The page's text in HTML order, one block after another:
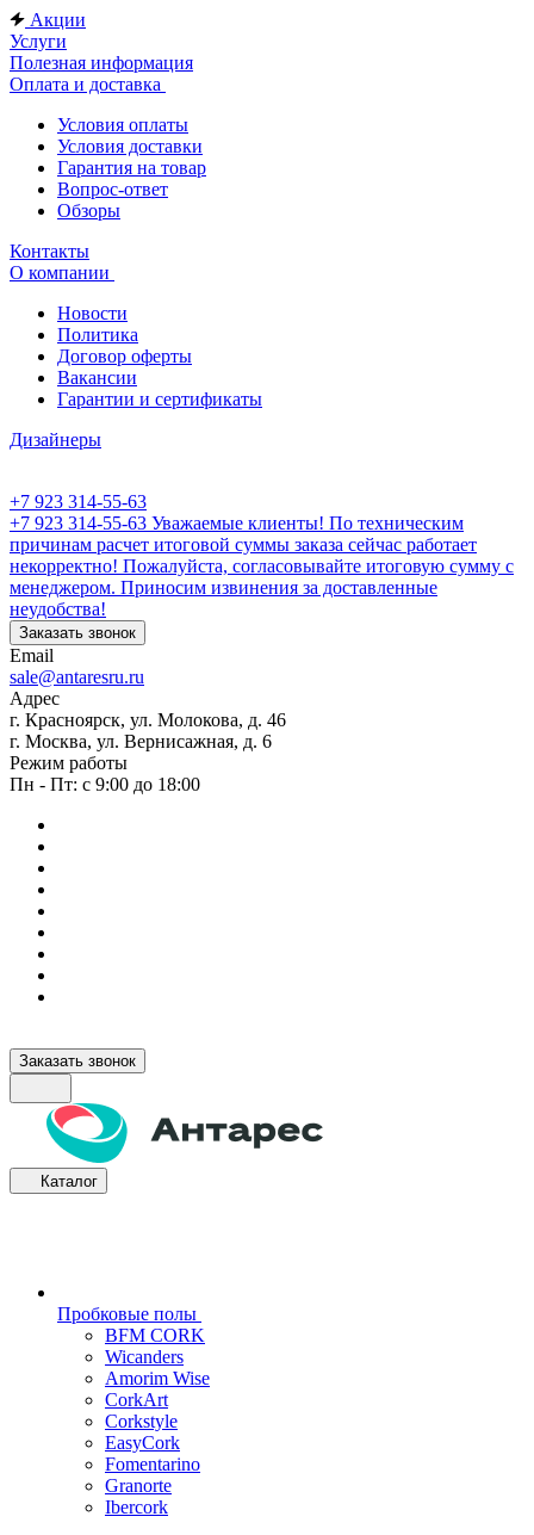
Акции
Услуги
Полезная информация
Оплата и доставка
Условия оплаты
Условия доставки
Гарантия на товар
Вопрос-ответ
Обзоры
Контакты
О компании
Новости
Политика
Договор оферты
Вакансии
Гарантии и сертификаты
Дизайнеры
+7 923 314-55-63
+7 923 314-55-63 Уважаемые клиенты! По техническим
причинам расчет итоговой суммы заказа сейчас работает
некорректно! Пожалуйста, согласовывайте итоговую сумму с
менеджером. Приносим извинения за доставленные
неудобства!
Заказать звонок
Email
sale@antaresru.ru
Адрес
г. Красноярск, ул. Молокова, д. 46
г. Москва, ул. Вернисажная, д. 6
Режим работы
Пн - Пт: с 9:00 до 18:00
Заказать звонок
Каталог
Пробковые полы
BFM CORK
Wicanders
Amorim Wise
CorkArt
Corkstyle
EasyCork
Fomentarino
Granorte
Ibercork